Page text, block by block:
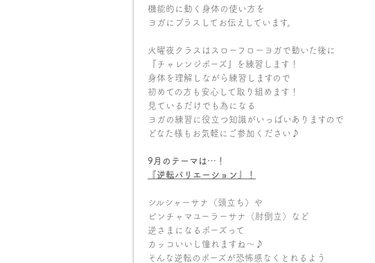
機能的に動く身体の使い方を
ヨガにプラスしてお伝えしています。
火曜夜クラスはスローフローヨガで動いた後に
『チャレンジポーズ』を練習します！
身体を理解しながら練習しますので
初めての方も安心して取り組めます！
見ているだけでも為になる
ヨガの練習に役立つ知識がいっぱいありますので
どなた様もお気軽にご参加ください♪
9月のテーマは…！
『逆転バリエーション ！
シルシャーサナ（頭立ち）や
ピンチャマユーラーサナ（肘倒立）など
逆さまになるポーズって
カッコいいし憧れますね〜♪
そんな逆転のポーズが恐怖感なくとれるよう